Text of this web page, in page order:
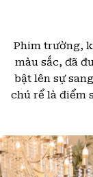
Phim trường,
màu sắc, đã
bật lên sự
chú rể là điểm